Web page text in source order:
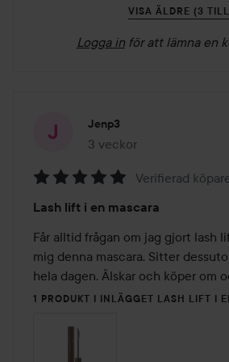
VISA ÄLDRE (3
Logga in för att lämna en
Jenp3
3 veckor
Inlägget skapades 3
5
av
5
Verifierad
Lash lift i en mascara
Får alltid frågan om jag gjort lash
mig denna mascara. Sitter
hela dagen. Älskar och köper om
1 PRODUKT I INLÄGGET LASH LIFT I